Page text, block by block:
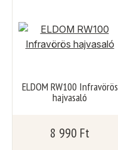
ELDOM RW100 Infravörös
hajvasaló
8 990 Ft